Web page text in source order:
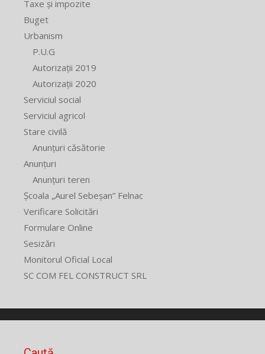
Taxe și impozite
Buget
Urbanism
P.U.G
Autorizații 2019
Autorizații 2020
Serviciul social
Serviciul agricol
Stare civilă
Anunțuri căsătorie
Anunțuri
Anunțuri teren
Școala „Aurel Sebeșan” Felnac
Verificare Solicitări
Formulare Online
Sesizări
Monitorul Oficial Local
SC COM FEL CONSTRUCT SRL